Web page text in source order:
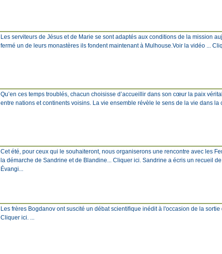
Les serviteurs de Jésus et de Marie se sont adaptés aux conditions de la mission
fermé un de leurs monastères ils fondent maintenant à Mulhouse.Voir la vidéo ...
Qu’en ces temps troublés, chacun choisisse d’accueillir dans son cœur la paix
entre nations et continents voisins. La vie ensemble révèle le sens de la vie dans
Cet été, pour ceux qui le souhaiteront, nous organiserons une rencontre avec les
la démarche de Sandrine et de Blandine... Cliquer ici. Sandrine a écris un recueil
Évangi...
Les frères Bogdanov ont suscité un débat scientifique inédit à l'occasion de la
Cliquer ici. ...